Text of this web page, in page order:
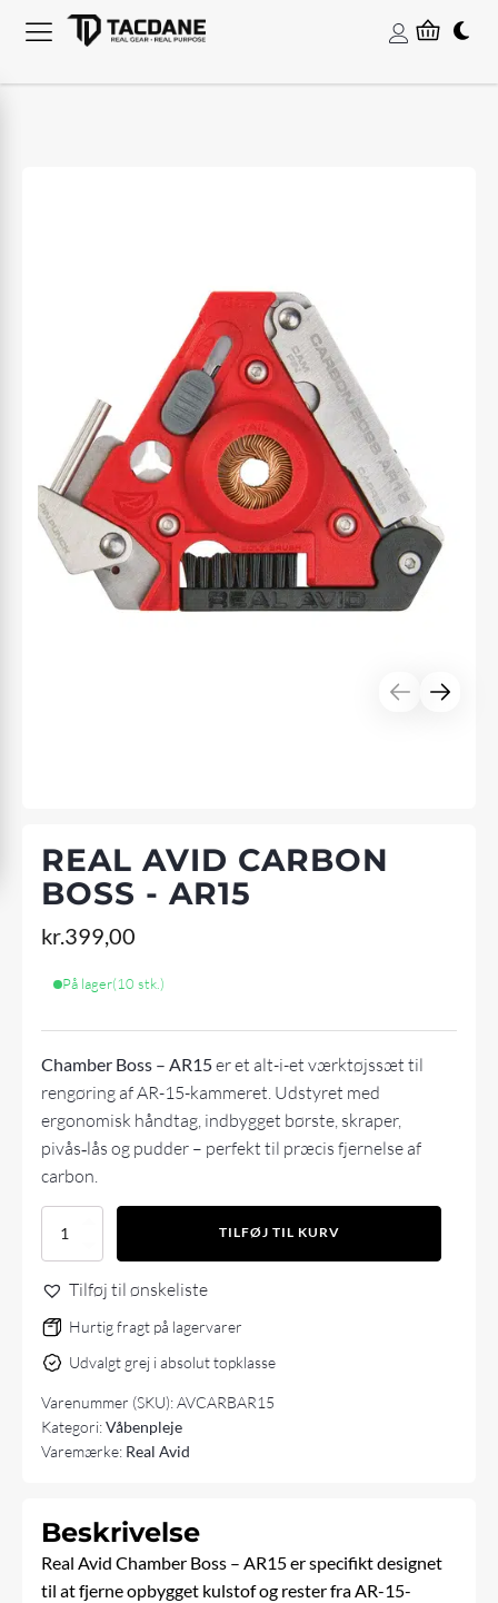
REAL AVID CARBON
BOSS - AR15
kr.399,00
På lager(10 stk.)
Chamber Boss – AR15er et alt-i-et værktøjssæt til
rengøring af AR-15-kammeret. Udstyret med
ergonomisk håndtag, indbygget børste, skraper,
pivås‑lås og pudder – perfekt til præcis fjernelse af
carbon.
Real
Carbon
Boss
AR15
antal
TILFØJ TIL KURV
Tilføj til ønskeliste
Hurtig fragt på lagervarer
Udvalgt grej i absolut topklasse
Varenummer (SKU):AVCARBAR15
Kategori:Våbenpleje
Varemærke: Real Avid
Beskrivelse
Real Avid Chamber Boss – AR15 er specifikt designet
til at fjerne opbygget kulstof og rester fra AR-15-